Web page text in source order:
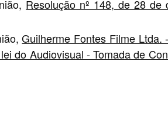
Resolução nº 148, de 28 de
Guilherme Fontes Filme
do Audiovisual - Tomada de